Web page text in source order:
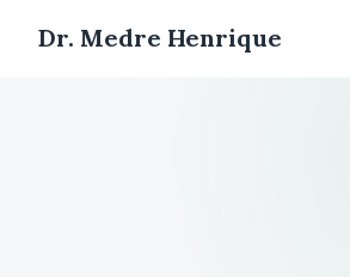
Dr. Medre Henrique